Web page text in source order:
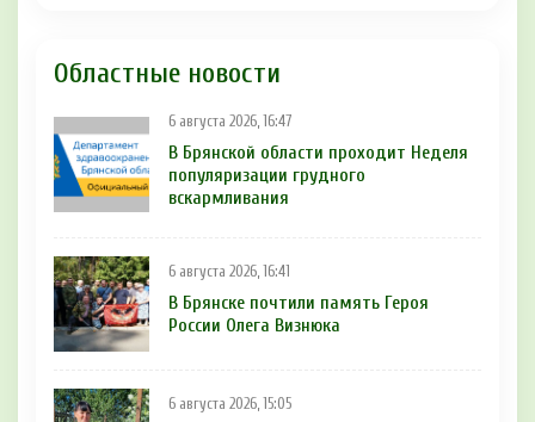
Областные новости
6 августа 2026, 16:47
В Брянской области проходит Неделя
популяризации грудного
вскармливания
6 августа 2026, 16:41
В Брянске почтили память Героя
России Олега Визнюка
6 августа 2026, 15:05